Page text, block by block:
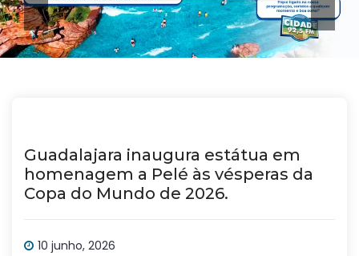
Guadalajara inaugura estátua em
homenagem a Pelé às vésperas da
Copa do Mundo de 2026.
10 junho, 2026